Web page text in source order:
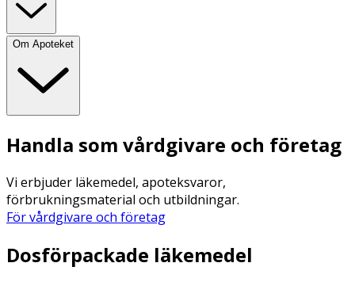
Om Apoteket
Handla som vårdgivare och företag
Vi erbjuder läkemedel, apoteksvaror,
förbrukningsmaterial och utbildningar.
För vårdgivare och företag
Dosförpackade läkemedel